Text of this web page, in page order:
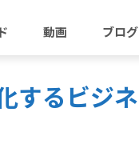
動画 ブログ
するビジ